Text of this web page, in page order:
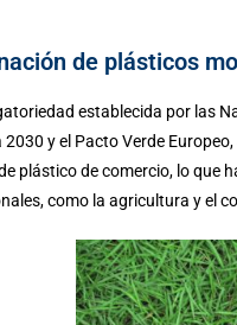
de plásticos
establecida por las
2030 y el Pacto Verde
plástico de comercio, lo que
como la agricultura y el